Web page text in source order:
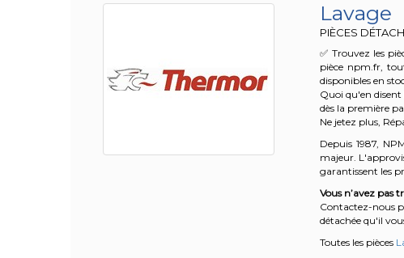
Lavage
PIÈCES
✅ Trouvez les
pièce npm.fr,
disponibles en
Quoi qu'en disent
dès la première
Ne jetez plus,
Depuis 1987,
majeur.
garantissent les
Vous n’avez pas
Contactez-nous
détachée qu'il
Toutes les pièces